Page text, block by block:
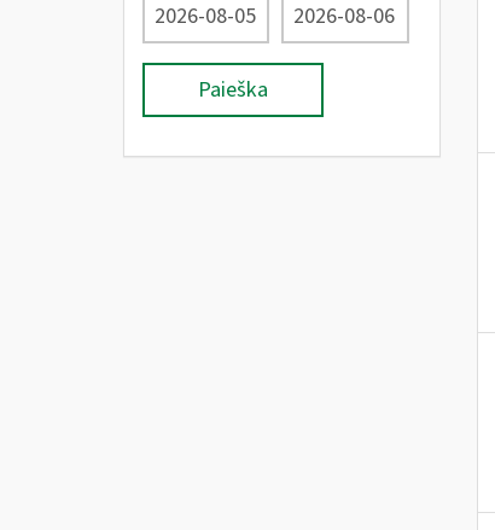
Paieška